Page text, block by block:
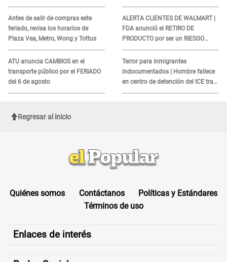
Antes de salir de compras este
feriado, revisa los horarios de
Plaza Vea, Metro, Wong y Tottus
ATU anuncia CAMBIOS en el
transporte público por el FERIADO
del 6 de agosto
ALERTA CLIENTES DE WALMART |
FDA anunció el RETIRO DE
PRODUCTO por ser un RIESGO
MORTAL para consumidores: ¿Cuál
es?
Terror para inmigrantes
indocumentados | Hombre fallece
en centro de detención del ICE tras
sufrir una "emergencia médica"
Regresar al inicio
Quiénes somos Contáctanos
Políticas y Estándares
Términos de uso
Enlaces de interés